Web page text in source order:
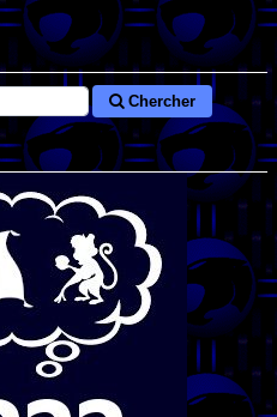
Chercher